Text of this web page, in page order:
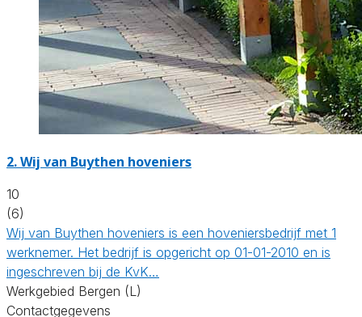
2.Wij van Buythen hoveniers
10
(6)
Wij van Buythen hoveniers is een hoveniersbedrijf met 1
werknemer. Het bedrijf is opgericht op 01-01-2010 en is
ingeschreven bij de KvK…
Werkgebied Bergen (L)
Contactgegevens